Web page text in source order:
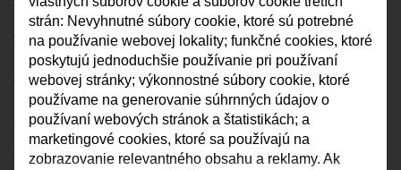
ŠPORT
FK VAJNORY
HK VAJNORY
ŠK VAJNORY
DOM KULTÚRY VAJNORY
ĽUDOVÝ DOM
VAJNORSKÉ NOVINKY
KVALITA OVZDUŠIA
KAMERY
VAJNORY V MÉDIÁCH
strán: Nevyhnutné súbory cookie, ktoré sú potrebné
na používanie webovej lokality; funkčné cookies, ktoré
poskytujú jednoduchšie používanie pri používaní
webovej stránky; výkonnostné súbory cookie, ktoré
používame na generovanie súhrnných údajov o
používaní webových stránok a štatistikách; a
marketingové cookies, ktoré sa používajú na
zobrazovanie relevantného obsahu a reklamy. Ak